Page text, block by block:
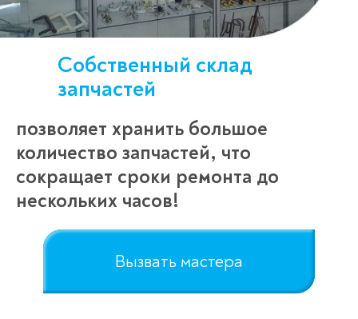
Собственный склад
запчастей
позволяет хранить большое
количество запчастей, что
сокращает сроки ремонта до
нескольких часов!
Вызвать мастера